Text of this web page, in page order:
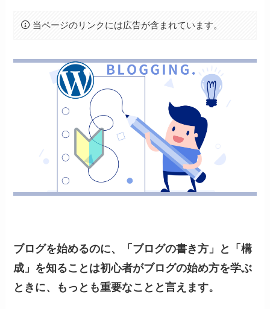
当ページのリンクには広告が含まれています。
ブログを始めるのに、「ブログの書き方」と「構
成」を知ることは初心者がブログの始め方を学ぶ
ときに、もっとも重要なことと言えます。